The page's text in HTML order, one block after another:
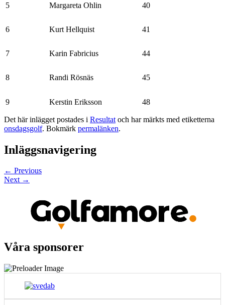
5 Margareta Ohlin 40
6 Kurt Hellquist 41
7 Karin Fabricius 44
8 Randi Rösnäs 45
9 Kerstin Eriksson 48
Det här inlägget postades i Resultat och har märkts med etiketterna
onsdagsgolf. Bokmärk permalänken.
Inläggsnavigering
← Previous
Next →
Våra sponsorer